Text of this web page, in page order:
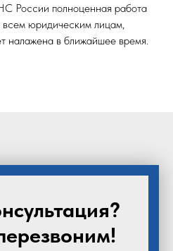
России полноценная работа
всем юридическим лицам,
в ближайшее время.